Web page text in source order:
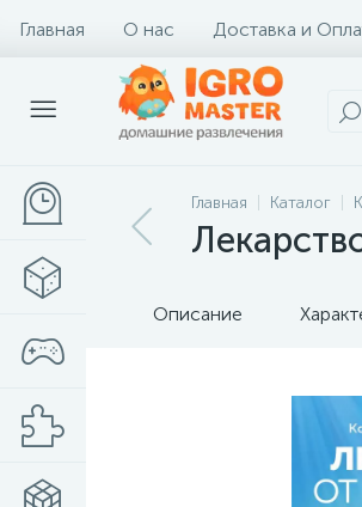
Главная О нас Доставка и
Главная Каталог
Описание